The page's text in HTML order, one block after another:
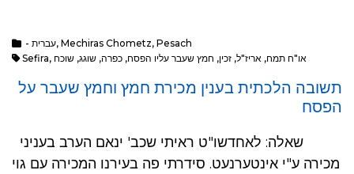
- עברית, Mechiras Chometz, Pesach
Sefira, או"ח תמח, אריז"ל, זכין, חמץ שעבר עליו הפסח, כפרה, שוגג, שוכח
תשובה הלכתית בענין מכירת חמץ וחמץ שעבר על
הפסח
מכירה ע"י אינטערנעט. סידרתי פה בעירנו המכירה עם גוי